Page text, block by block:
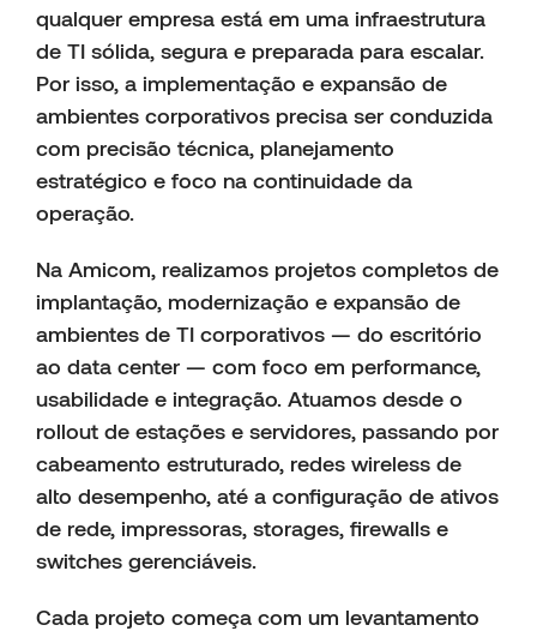
qualquer empresa está em uma infraestrutura
de TI sólida, segura e preparada para escalar.
Por isso, a implementação e expansão de
ambientes corporativos precisa ser conduzida
com precisão técnica, planejamento
estratégico e foco na continuidade da
operação.
Na Amicom, realizamos projetos completos de
implantação, modernização e expansão de
ambientes de TI corporativos — do escritório
ao data center — com foco em performance,
usabilidade e integração. Atuamos desde o
rollout de estações e servidores, passando por
cabeamento estruturado, redes wireless de
alto desempenho, até a configuração de ativos
de rede, impressoras, storages, firewalls e
switches gerenciáveis.
Cada projeto começa com um levantamento